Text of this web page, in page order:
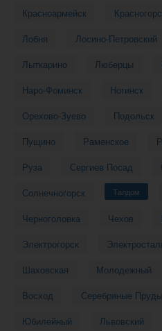
Красноармейск
Лобня
Лосино-Петровский
Лыткарино
Люберцы
Наро-Фоминск
Ногинск
Орехово-Зуево
Подольск
Пущино
Раменское
Руза
Сергиев Посад
Солнечногорск
Талдом
Черноголовка
Чехов
Электрогорск
Шаховская
Молодежный
Восход
Серебряные Пруды
Юбилейный
Львовский